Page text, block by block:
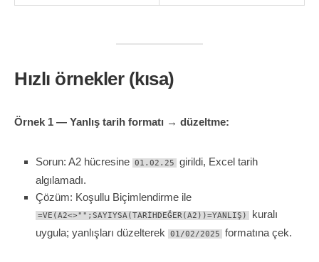
Hızlı örnekler (kısa)
Örnek 1 — Yanlış tarih formatı → düzeltme:
Sorun: A2 hücresine 01.02.25
girildi, Excel tarih
algılamadı.
Çözüm: Koşullu Biçimlendirme ile
=VE(A2<>"";SAYIYSA(TARİHDEĞER(A2))=YANLIŞ)
kuralı
uygula; yanlışları düzelterek
01/02/2025 formatına çek.